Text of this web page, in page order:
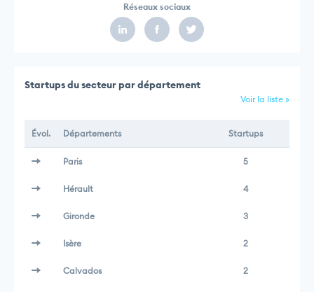
Réseaux sociaux
Startups du secteur par département
Voir la liste »
Évol. Départements Startups
Paris 5
Hérault 4
Gironde 3
Isère 2
Calvados 2